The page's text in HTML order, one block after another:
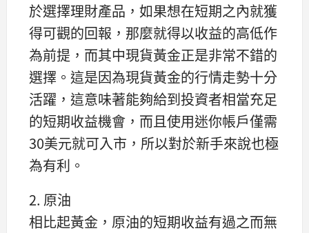
於選擇理財產品，如果想在短期之內就獲
得可觀的回報，那麼就得以收益的高低作
為前提，而其中現貨黃金正是非常不錯的
選擇。這是因為現貨黃金的行情走勢十分
活躍，這意味著能夠給到投資者相當充足
的短期收益機會，而且使用迷你帳戶僅需
30美元就可入市，所以對於新手來說也極
為有利。
2. 原油
相比起黃金，原油的短期收益有過之而無